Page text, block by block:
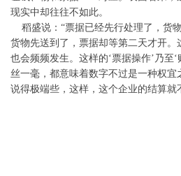
现实中却往往不如此。
稻盛说：“票据已经先行处理了，货
货物先送到了，票据却等第二天才开。
也会频频发生。这样的‘票据操作’乃至
丝一毫，都意味着数字不过是一种权宜
说得极端些，这样，这个企业的结算就